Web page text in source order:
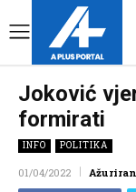
Joković
formirati
INFO POLITIKA
01/04/2022